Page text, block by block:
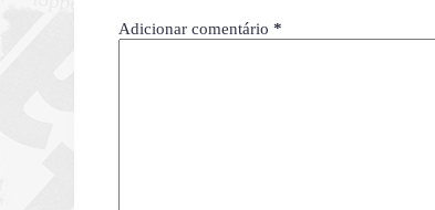
Adicionar comentário *